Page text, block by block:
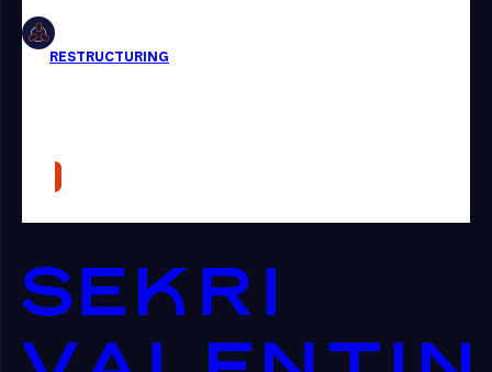
Presse